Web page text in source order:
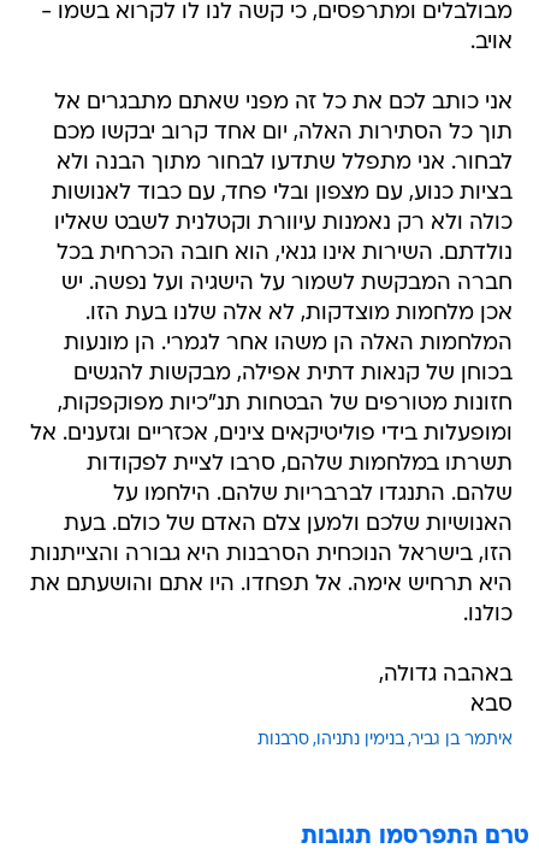
מבולבלים ומתרפסים, כי קשה לנו לו לקרוא בשמו -
אויב.
אני כותב לכם את כל זה מפני שאתם מתבגרים אל
תוך כל הסתירות האלה, יום אחד קרוב יבקשו מכם
לבחור. אני מתפלל שתדעו לבחור מתוך הבנה ולא
בציות כנוע, עם מצפון ובלי פחד, עם כבוד לאנושות
כולה ולא רק נאמנות עיוורת וקטלנית לשבט שאליו
נולדתם. השירות אינו גנאי, הוא חובה הכרחית בכל
חברה המבקשת לשמור על הישגיה ועל נפשה. יש
אכן מלחמות מוצדקות, לא אלה שלנו בעת הזו.
המלחמות האלה הן משהו אחר לגמרי. הן מונעות
בכוחן של קנאות דתית אפילה, מבקשות להגשים
חזונות מטורפים של הבטחות תנ"כיות מפוקפקות,
ומופעלות בידי פוליטיקאים צינים, אכזריים וגזענים. אל
תשרתו במלחמות שלהם, סרבו לציית לפקודות
שלהם. התנגדו לברבריות שלהם. הילחמו על
האנושיות שלכם ולמען צלם האדם של כולם. בעת
הזו, בישראל הנוכחית הסרבנות היא גבורה והצייתנות
היא תרחיש אימה. אל תפחדו. היו אתם והושעתם את
כולנו.
באהבה גדולה,
סבא
איתמר בן גביר בנימין נתניהו סרבנות
טרם התפרסמו תגובות